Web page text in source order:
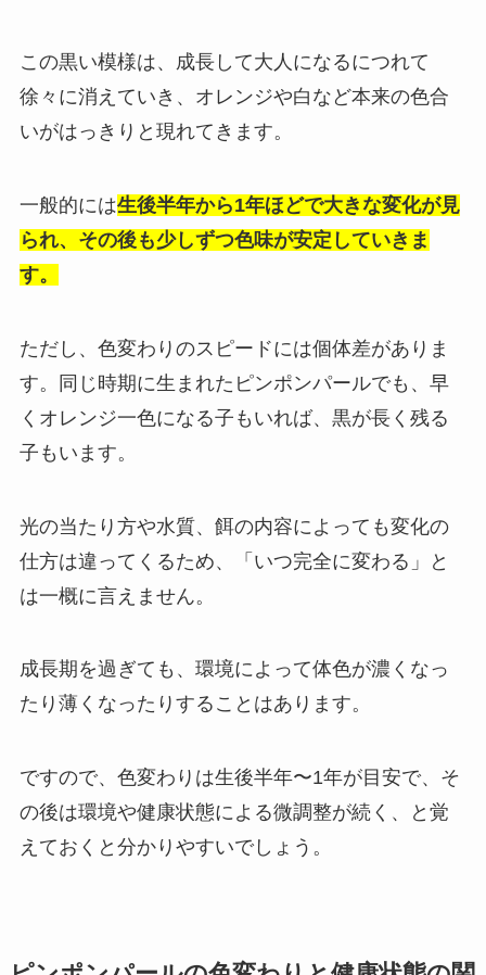
この黒い模様は、成長して大人になるにつれて
徐々に消えていき、オレンジや白など本来の色合
いがはっきりと現れてきます。
一般的には生後半年から1年ほどで大きな変化が見
られ、その後も少しずつ色味が安定していきま
す。
ただし、色変わりのスピードには個体差がありま
す。同じ時期に生まれたピンポンパールでも、早
くオレンジ一色になる子もいれば、黒が長く残る
子もいます。
光の当たり方や水質、餌の内容によっても変化の
仕方は違ってくるため、「いつ完全に変わる」と
は一概に言えません。
成長期を過ぎても、環境によって体色が濃くなっ
たり薄くなったりすることはあります。
ですので、色変わりは生後半年〜1年が目安で、そ
の後は環境や健康状態による微調整が続く、と覚
えておくと分かりやすいでしょう。